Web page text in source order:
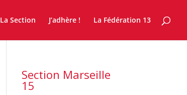
La Section J’adhère ! La Fédération 13
Section Marseille
15